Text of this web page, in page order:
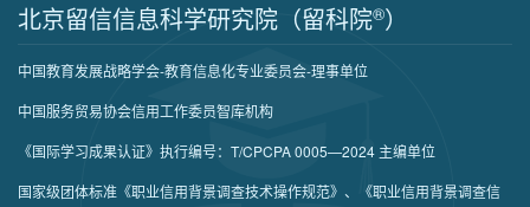
北京留信信息科学研究院（留科院®）
中国教育发展战略学会-教育信息化专业委员会-理事单位
中国服务贸易协会信用工作委员智库机构
《国际学习成果认证》执行编号：T/CPCPA 0005—2024 主编单位
国家级团体标准《职业信用背景调查技术操作规范》、《职业信用背景调查信